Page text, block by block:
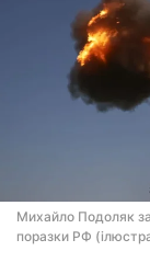
Михайло Подоляк
поразки РФ